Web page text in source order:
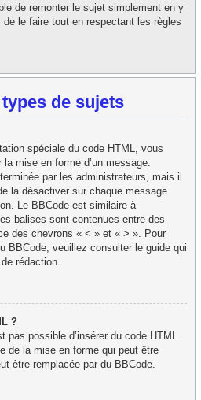
de remonter le sujet simplement en y
le faire tout en respectant les règles
de sujets
spéciale du code HTML, vous
mise en forme d’un message.
par les administrateurs, mais il
la désactiver sur chaque message
Le BBCode est similaire à
balises sont contenues entre des
des chevrons « < » et « > ». Pour
BBCode, veuillez consulter le guide qui
rédaction.
?
pas possible d’insérer du code HTML
de la mise en forme qui peut être
être remplacée par du BBCode.